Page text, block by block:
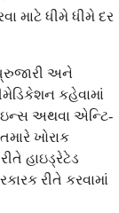
ધીમે ધીમે દર
અને
કહેવામાં
અથવા એન્ટિ-
ખોરાક
હાઇડ્રેટેડ
રીતે કરવામાં